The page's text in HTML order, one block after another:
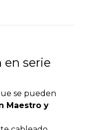
en serie
se pueden
Maestro y